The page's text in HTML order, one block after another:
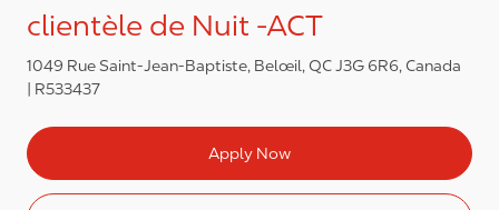
clientèle de Nuit -ACT
1049 Rue Saint-Jean-Baptiste, Belœil, QC J3G 6R6, Canada
R533437
Apply Now